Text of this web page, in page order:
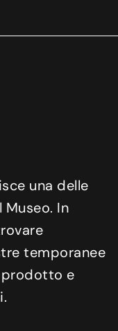
una delle
In
temporanee
e